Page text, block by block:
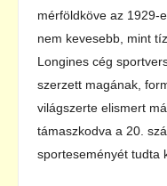
mérföldköve az 1929-
nem kevesebb, mint
Longines cég
szerzett magának,
világszerte elismert
támaszkodva a 20.
sporteseményét tudta